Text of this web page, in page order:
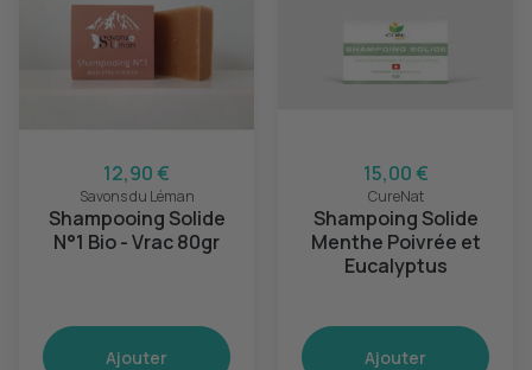
12,90 €
Savons du Léman
Shampooing Solide
N°1 Bio - Vrac 80gr
Ajouter
15,00 €
CureNat
Shampoing Solide
Menthe Poivrée et
Eucalyptus
Ajouter